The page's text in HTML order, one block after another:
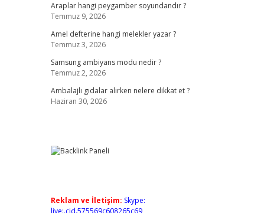
Araplar hangi peygamber soyundandır ?
Temmuz 9, 2026
Amel defterine hangi melekler yazar ?
Temmuz 3, 2026
Samsung ambiyans modu nedir ?
Temmuz 2, 2026
Ambalajlı gıdalar alırken nelere dikkat et ?
Haziran 30, 2026
Reklam ve İletişim: Skype:
live:.cid.575569c608265c69